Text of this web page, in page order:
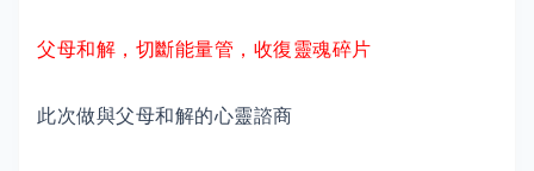
父母和解，切斷能量管，收復靈魂碎片
此次做與父母和解的心靈諮商